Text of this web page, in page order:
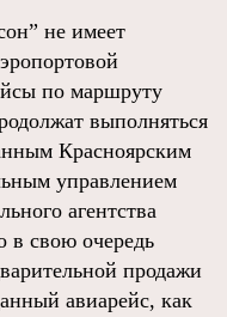
не имеет
по маршруту
выполняться
Красноярским
управлением
агентства
в свою очередь
продажи
авиарейс, как